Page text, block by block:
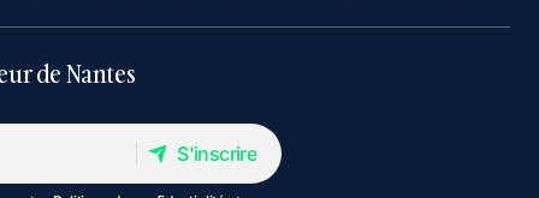
de Nantes
S'inscrire
S'inscrire